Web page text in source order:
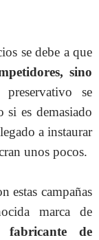
se debe a que
sino
se
si es demasiado
a instaurar
unos pocos.
estas campañas
marca de
de